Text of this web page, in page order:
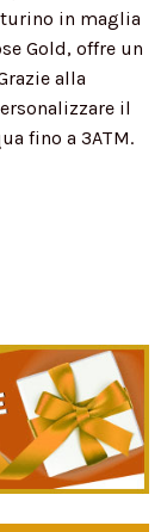
in maglia
Gold, offre un
alla
il
fino a 3ATM.